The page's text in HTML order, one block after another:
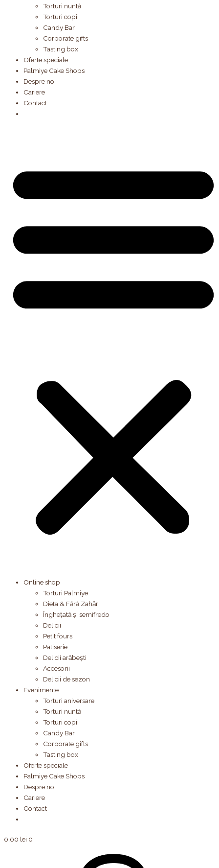
Torturi nuntă
Torturi copii
Candy Bar
Corporate gifts
Tasting box
Oferte speciale
Palmiye Cake Shops
Despre noi
Cariere
Contact
Online shop
Torturi Palmiye
Dieta & Fără Zahăr
Înghețată și semifredo
Delicii
Petit fours
Patiserie
Delicii arăbești
Accesorii
Delicii de sezon
Evenimente
Torturi aniversare
Torturi nuntă
Torturi copii
Candy Bar
Corporate gifts
Tasting box
Oferte speciale
Palmiye Cake Shops
Despre noi
Cariere
Contact
0,00 lei 0